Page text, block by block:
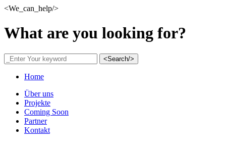
<We_can_help/>
What are you looking for?
<Search/>
Home
Über uns
Projekte
Coming Soon
Partner
Kontakt